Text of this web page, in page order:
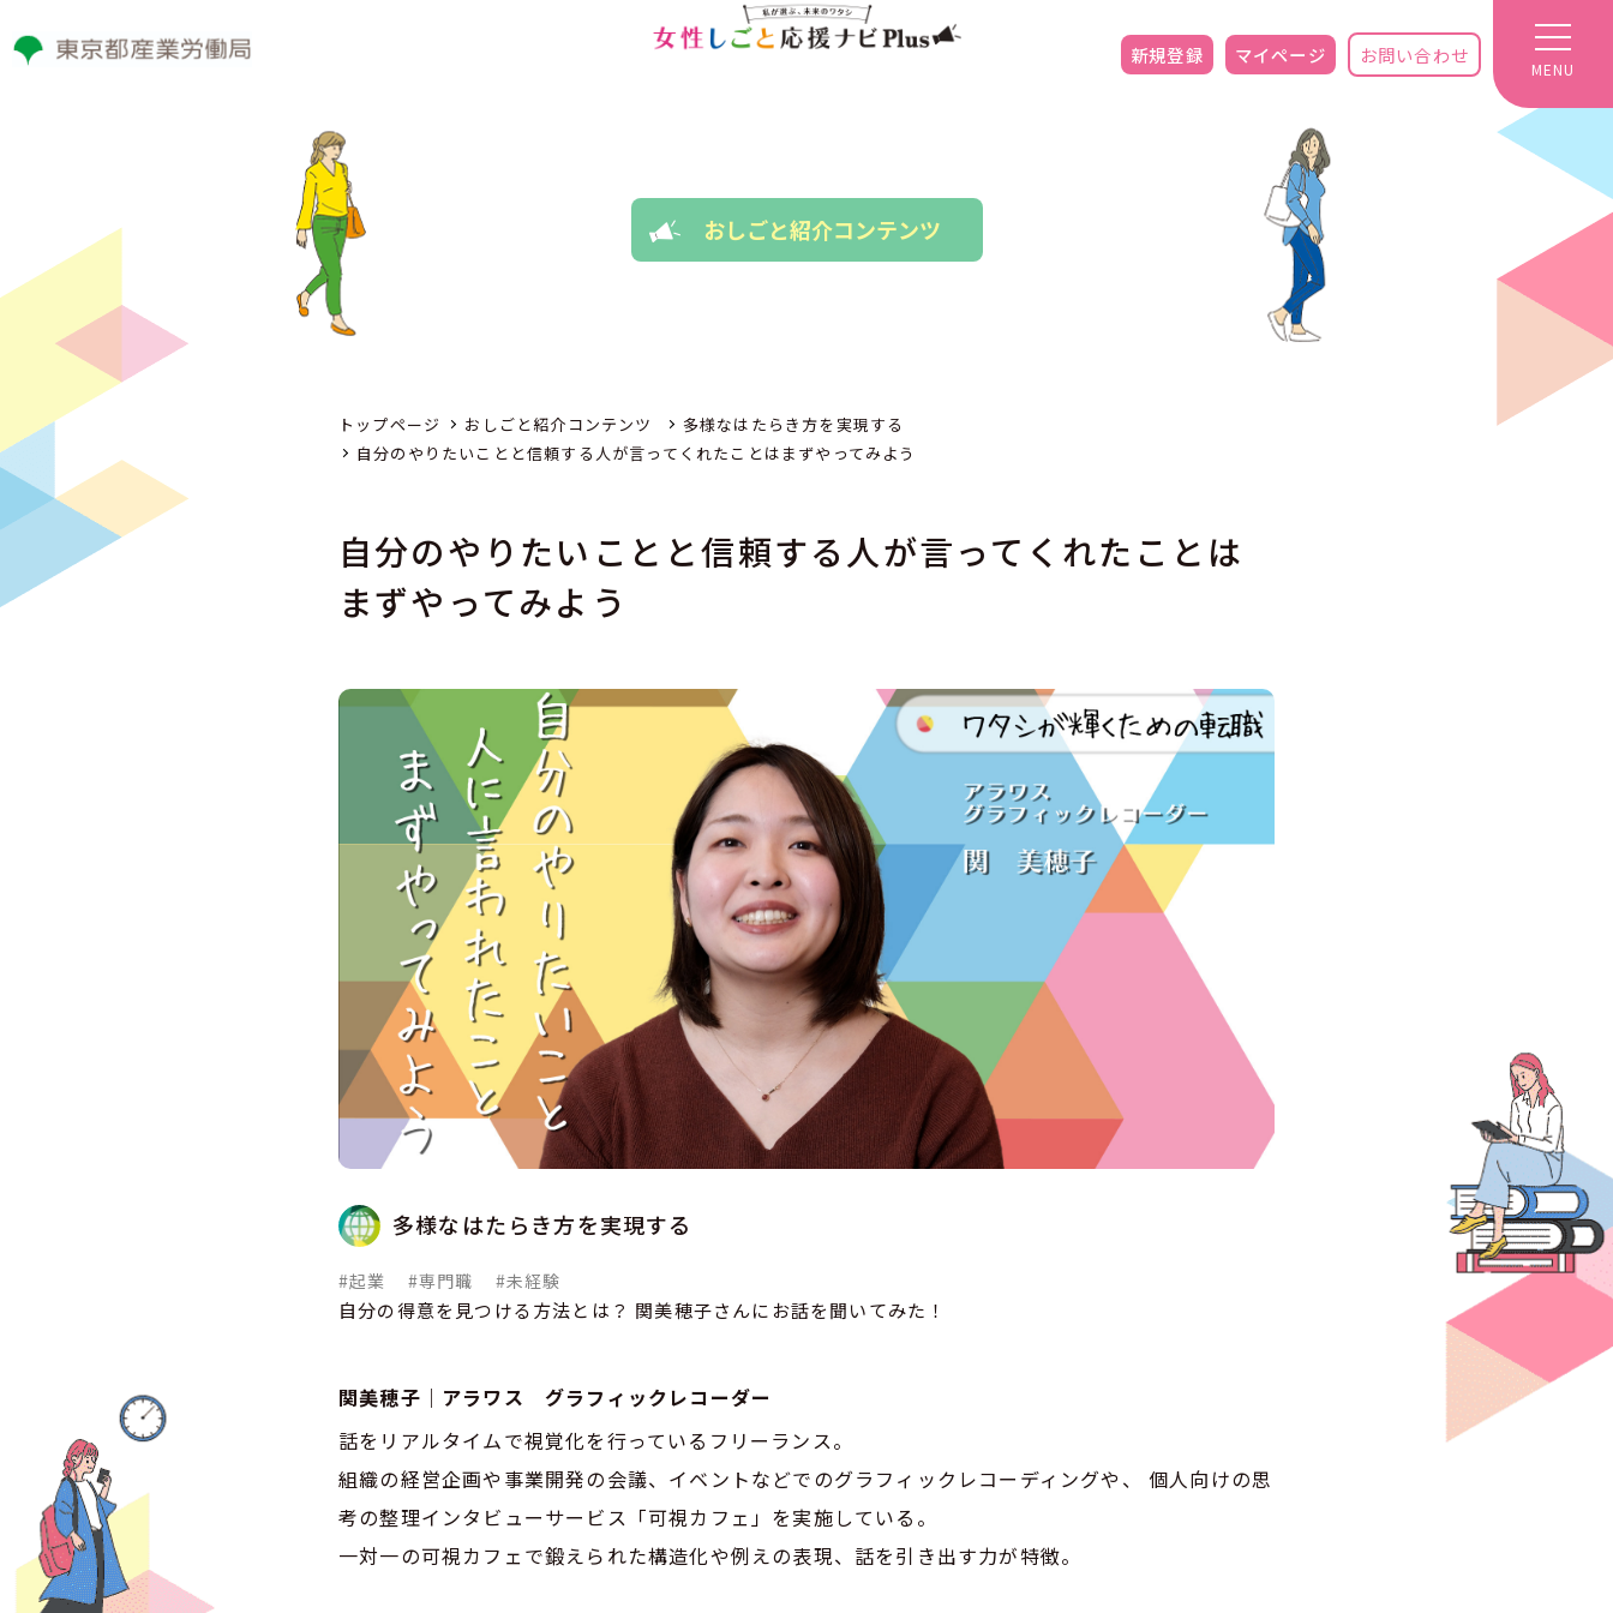
新規登録 マイページ お問い合わせ
MENU
おしごと紹介コンテンツ
トップページ おしごと紹介コンテンツ
多様なはたらき方を実現する
自分のやりたいことと信頼する人が言ってくれたことはまずやってみよう
自分のやりたいことと信頼する人が言ってくれたことは
まずやってみよう
多様なはたらき方を実現する
#起業 #専門職 #未経験
自分の得意を見つける方法とは？ 関美穂子さんにお話を聞いてみた！
関美穂子｜アラワス グラフィックレコーダー
話をリアルタイムで視覚化を行っているフリーランス。
組織の経営企画や事業開発の会議、イベントなどでのグラフィックレコーディングや、 個人向けの思
考の整理インタビューサービス「可視カフェ」を実施している。
一対一の可視カフェで鍛えられた構造化や例えの表現、話を引き出す力が特徴。